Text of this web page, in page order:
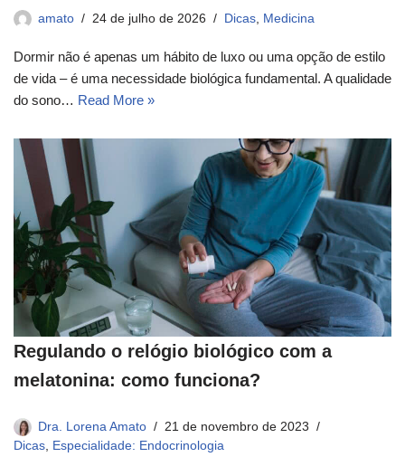
amato 24 de julho de 2026 Dicas, Medicina
Dormir não é apenas um hábito de luxo ou uma opção de estilo
de vida – é uma necessidade biológica fundamental. A qualidade
do sono… Read More »
Regulando o relógio biológico com a
melatonina: como funciona?
Dra. Lorena Amato
21 de novembro de 2023
Dicas
Especialidade: Endocrinologia